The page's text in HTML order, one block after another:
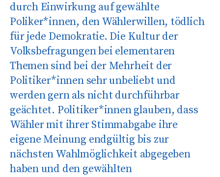
durch Einwirkung auf gewählte
Poliker*innen, den Wählerwillen, tödlich
für jede Demokratie. Die Kultur der
Volksbefragungen bei elementaren
Themen sind bei der Mehrheit der
Politiker*innen sehr unbeliebt und
werden gern als nicht durchführbar
geächtet. Politiker*innen glauben, dass
Wähler mit ihrer Stimmabgabe ihre
eigene Meinung endgültig bis zur
nächsten Wahlmöglichkeit abgegeben
haben und den gewählten